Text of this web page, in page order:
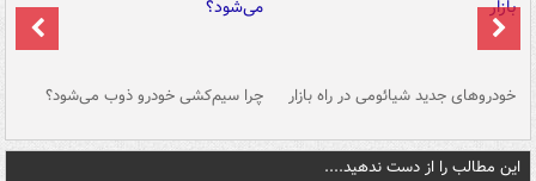
خودروهای جدید شیائومی در راه بازار چرا سیم‌کشی خودرو ذوب می‌شود؟
این مطالب را از دست ندهید....